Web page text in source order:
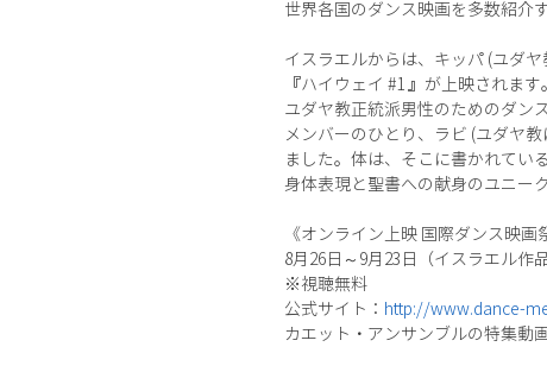
世界各国のダンス映画を多数紹介
イスラエルからは、キッパ (ユダ
『ハイウェイ #1 』が上映されます
ユダヤ教正統派男性のためのダン
メンバーのひとり、ラビ (ユダヤ
ました。体は、そこに書かれてい
身体表現と聖書への献身のユニー
《オンライン上映 国際ダンス映画
8月26日～9月23日（イスラエル作
※視聴無料
公式サイト： http://www.dance-
カエット・アンサンブルの特集動画